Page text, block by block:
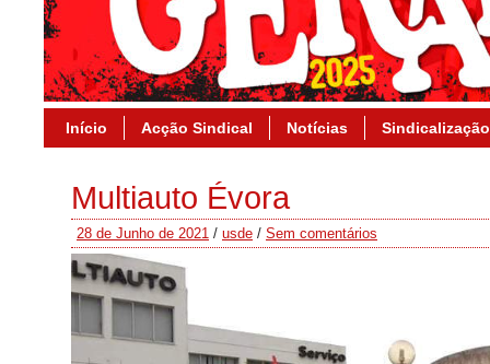
Início Acção Sindical Notícias Sindicalização
Multiauto Évora
28 de Junho de 2021 / usde / Sem comentários